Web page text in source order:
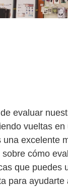
evaluar
vueltas
excelente
cómo
que puedes
para